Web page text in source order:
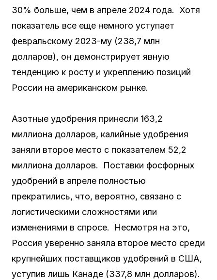
30% больше, чем в апреле 2024 года. Хотя
показатель все еще немного уступает
февральскому 2023-му (238,7 млн
долларов), он демонстрирует явную
тенденцию к росту и укреплению позиций
России на американском рынке.
Азотные удобрения принесли 163,2
миллиона долларов, калийные удобрения
заняли второе место с показателем 52,2
миллиона долларов. Поставки фосфорных
удобрений в апреле полностью
прекратились, что, вероятно, связано с
логистическими сложностями или
изменениями в спросе. Несмотря на это,
Россия уверенно заняла второе место среди
крупнейших поставщиков удобрений в США,
уступив лишь Канаде (337,8 млн долларов).